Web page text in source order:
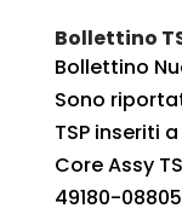
Bollettino
Bollettino
Sono
TSP inseriti
Core Assy
49180-